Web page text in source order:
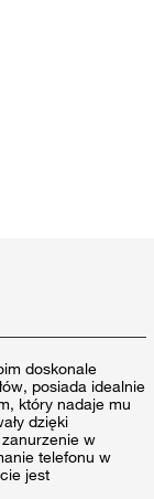
doskonale
posiada idealnie
który nadaje mu
dzięki
w
telefonu w
jest